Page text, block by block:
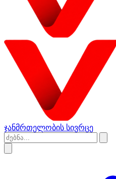
ჯანმრთელობის სივრცე